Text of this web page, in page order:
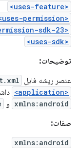
<uses-feature>
<uses-permission>
<uses-permission-sdk-23>
<uses-sdk>
توضیحات:
عنصر ریشه فایل
<application>
xmlns:android و
صفات:
xmlns:android